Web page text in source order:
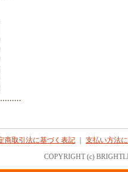
商取引法に基づく表記
支払い方法
COPYRIGHT (c)